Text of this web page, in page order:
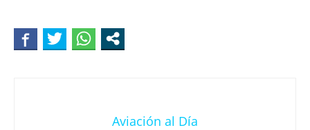
Aviación al Día